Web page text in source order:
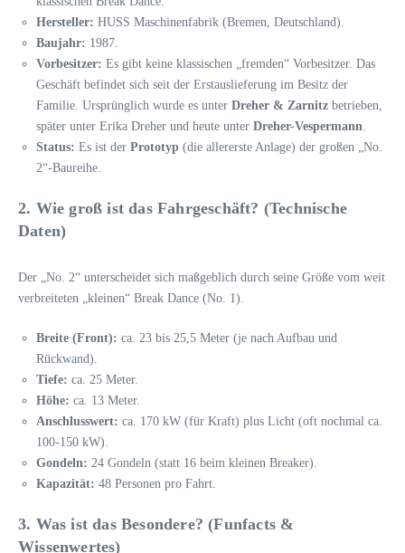
Hersteller: HUSS Maschinenfabrik (Bremen, Deutschland).
Baujahr: 1987.
Vorbesitzer: Es gibt keine klassischen „fremden“ Vorbesitzer. Das
Geschäft befindet sich seit der Erstauslieferung im Besitz der
Familie. Ursprünglich wurde es unter Dreher & Zarnitz betrieben,
später unter Erika Dreher und heute unter Dreher-Vespermann.
Status: Es ist der Prototyp (die allererste Anlage) der großen „No.
2“-Baureihe.
2. Wie groß ist das Fahrgeschäft? (Technische
Daten)
Der „No. 2“ unterscheidet sich maßgeblich durch seine Größe vom weit
verbreiteten „kleinen“ Break Dance (No. 1).
Breite (Front): ca. 23 bis 25,5 Meter (je nach Aufbau und
Rückwand).
Tiefe: ca. 25 Meter.
Höhe: ca. 13 Meter.
Anschlusswert: ca. 170 kW (für Kraft) plus Licht (oft nochmal ca.
100-150 kW).
Gondeln: 24 Gondeln (statt 16 beim kleinen Breaker).
Kapazität: 48 Personen pro Fahrt.
3. Was ist das Besondere? (Funfacts &
Wissenwertes)